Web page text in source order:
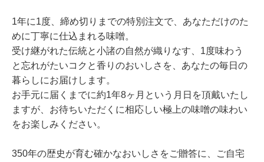
1年に1度、締め切りまでの特別注文で、あなただけのた
めに丁寧に仕込まれる味噌。
受け継がれた伝統と小諸の自然が織りなす、1度味わう
と忘れがたいコクと香りのおいしさを、あなたの毎日の
暮らしにお届けします。
お手元に届くまでに約1年8ヶ月という月日を頂戴いたし
ますが、お待ちいただくに相応しい極上の味噌の味わい
をお楽しみください。
350年の歴史が育む確かなおいしさをご贈答に、ご自宅